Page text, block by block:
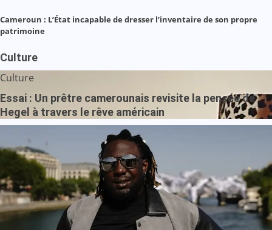
Cameroun : L’État incapable de dresser l’inventaire de son propre
patrimoine
Culture
Culture
Essai : Un prêtre camerounais revisite la pensée de
Hegel à travers le rêve américain